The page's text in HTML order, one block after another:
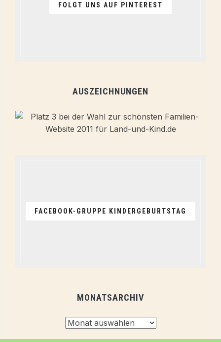
FOLGT UNS AUF PINTEREST
AUSZEICHNUNGEN
FACEBOOK-GRUPPE KINDERGEBURTSTAG
MONATSARCHIV